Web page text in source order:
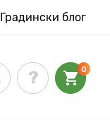
Градински блог
0